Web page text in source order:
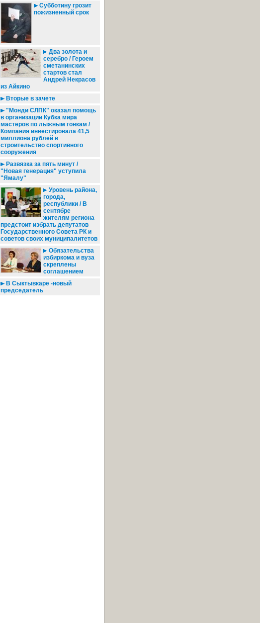
Субботину грозит
пожизненный срок
Два золота и
серебро / Героем
сметанинских
стартов стал
Андрей Некрасов
из Айкино
Вторые в зачете
"Монди СЛПК" оказал помощь
в организации Кубка мира
мастеров по лыжным гонкам /
Компания инвестировала 41,5
миллиона рублей в
строительство спортивного
сооружения
Развязка за пять минут /
"Новая генерация" уступила
"Ямалу"
Уровень района,
города,
республики / В
сентябре
жителям региона
предстоит избрать депутатов
Государственного Совета РК и
советов своих муниципалитетов
Обязательства
избиркома и вуза
скреплены
соглашением
В Сыктывкаре -новый
председатель